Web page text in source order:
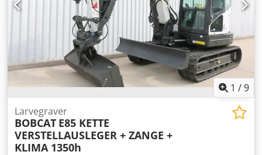
Fordæk stand: Nye Bagdæk type: Superelastisk Bagdæk
stand: Nye Sideskift, gaffelspreder, 3. ventil, 4. ventil,
arbejdslygter bag, arbejdslygter foran, varmeapparat, fuld
kabine, fuld friløft, CE-certifikat, indvendigt spejl,
udvendigt spejl, roterende advarselslys, sæde, for- og
bakkamera.
1 /9
Larvegraver
BOBCAT E85 KETTE
VERSTELLAUSLEGER + ZANGE +
KLIMA 1350h